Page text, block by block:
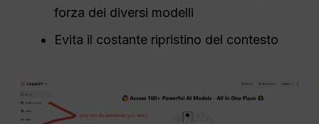
forza dei diversi modelli
Evita il costante ripristino del contesto